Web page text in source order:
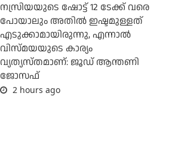
നസ്രിയയുടെ ഷോട്ട് 12 ടേക്ക് വരെ
പോയാലും അതില്‍ ഇഷ്ടമുള്ളത്
എടുക്കാമായിരുന്നു, എന്നാല്‍
വിസ്മയയുടെ കാര്യം
വ്യത്യസ്തമാണ്: ജൂഡ് ആന്തണി
ജോസഫ്
2 hours ago